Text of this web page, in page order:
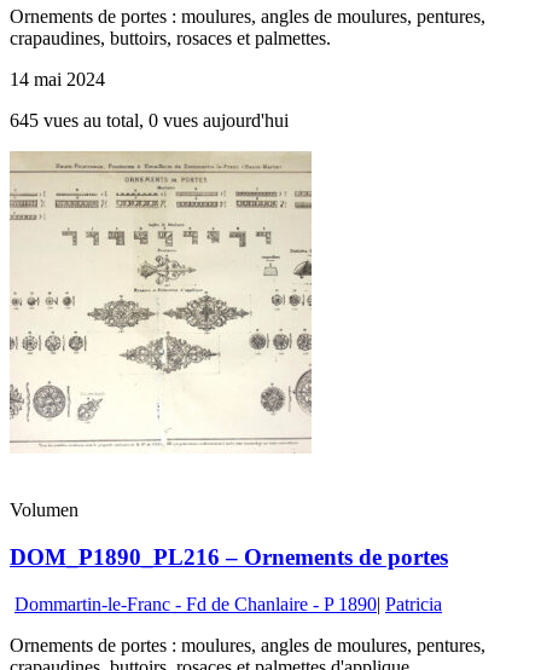
Ornements de portes : moulures, angles de moulures, pentures,
crapaudines, buttoirs, rosaces et palmettes.
14 mai 2024
645 vues au total, 0 vues aujourd'hui
Volumen
DOM_P1890_PL216 – Ornements de portes
Dommartin-le-Franc - Fd de Chanlaire - P 1890| Patricia
Ornements de portes : moulures, angles de moulures, pentures,